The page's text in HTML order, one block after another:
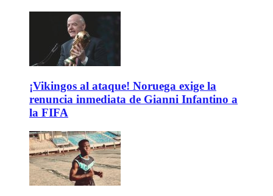
¡Vikingos al ataque! Noruega exige la
renuncia inmediata de Gianni Infantino a
la FIFA